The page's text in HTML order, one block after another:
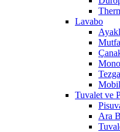
Lavabo
Tuvalet ve
Ara